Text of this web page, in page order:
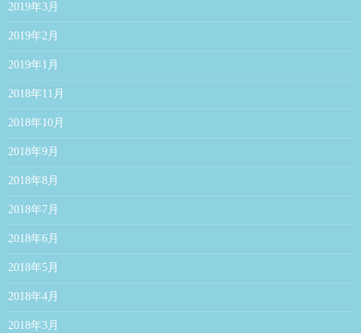
2019年3月
2019年2月
2019年1月
2018年11月
2018年10月
2018年9月
2018年8月
2018年7月
2018年6月
2018年5月
2018年4月
2018年3月